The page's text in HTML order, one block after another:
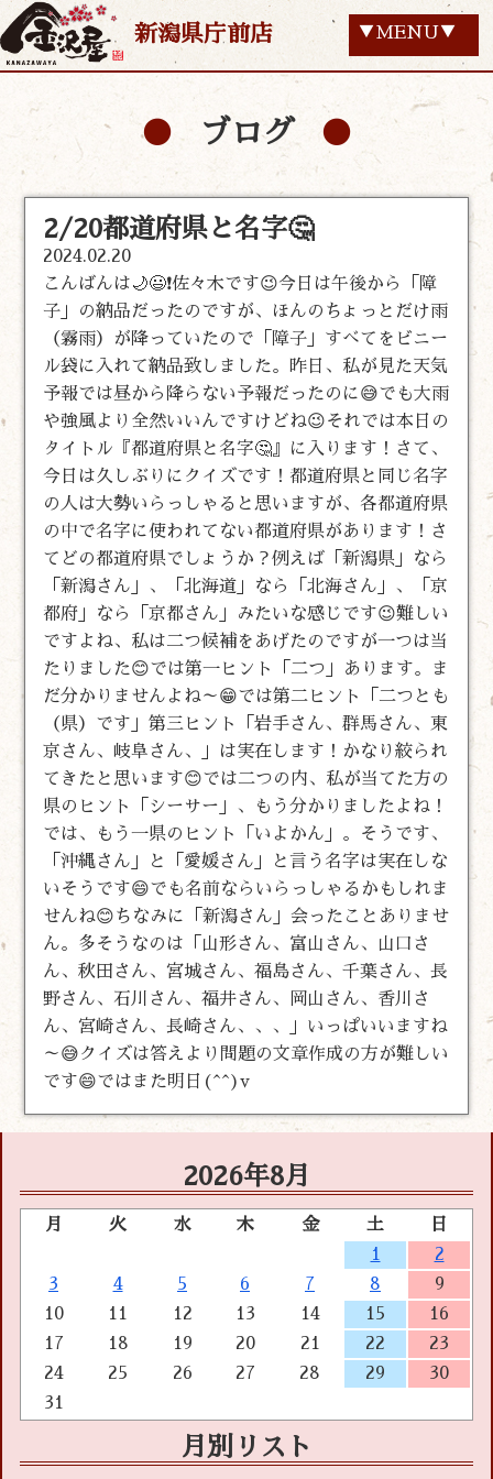
新潟県庁前店 ▼MENU▼
ブログ
2/20都道府県と名字🤔
2024.02.20
こんばんは🌙😃❗佐々木です😉今日は午後から「障
子」の納品だったのですが、ほんのちょっとだけ雨
（霧雨）が降っていたので「障子」すべてをビニー
ル袋に入れて納品致しました。昨日、私が見た天気
予報では昼から降らない予報だったのに😅でも大雨
や強風より全然いいんですけどね😉それでは本日の
タイトル『都道府県と名字🤔』に入ります！さて、
今日は久しぶりにクイズです！都道府県と同じ名字
の人は大勢いらっしゃると思いますが、各都道府県
の中で名字に使われてない都道府県があります！さ
てどの都道府県でしょうか？例えば「新潟県」なら
「新潟さん」、「北海道」なら「北海さん」、「京
都府」なら「京都さん」みたいな感じです😉難しい
ですよね、私は二つ候補をあげたのですが一つは当
たりました😊では第一ヒント「二つ」あります。ま
だ分かりませんよね～😁では第二ヒント「二つとも
（県）です」第三ヒント「岩手さん、群馬さん、東
京さん、岐阜さん、」は実在します！かなり絞られ
てきたと思います😊では二つの内、私が当てた方の
県のヒント「シーサー」、もう分かりましたよね！
では、もう一県のヒント「いよかん」。そうです、
「沖縄さん」と「愛媛さん」と言う名字は実在しな
いそうです😄でも名前ならいらっしゃるかもしれま
せんね😊ちなみに「新潟さん」会ったことありませ
ん。多そうなのは「山形さん、富山さん、山口さ
ん、秋田さん、宮城さん、福島さん、千葉さん、長
野さん、石川さん、福井さん、岡山さん、香川さ
ん、宮崎さん、長崎さん、、、」いっぱいいますね
～😅クイズは答えより問題の文章作成の方が難しい
です😄ではまた明日(^^)v
2026年8月
月 火 水 木 金 土
日
1
2
3
4 5 6 7 8
9
10
11 12 13 14 15
16
17
18 19 20 21 22
23
24
25 26 27 28 29
30
31
月別リスト